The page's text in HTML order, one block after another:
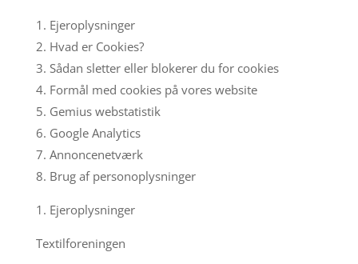
1. Ejeroplysninger
2. Hvad er Cookies?
3. Sådan sletter eller blokerer du for cookies
4. Formål med cookies på vores website
5. Gemius webstatistik
6. Google Analytics
7. Annoncenetværk
8. Brug af personoplysninger
1. Ejeroplysninger
Textilforeningen